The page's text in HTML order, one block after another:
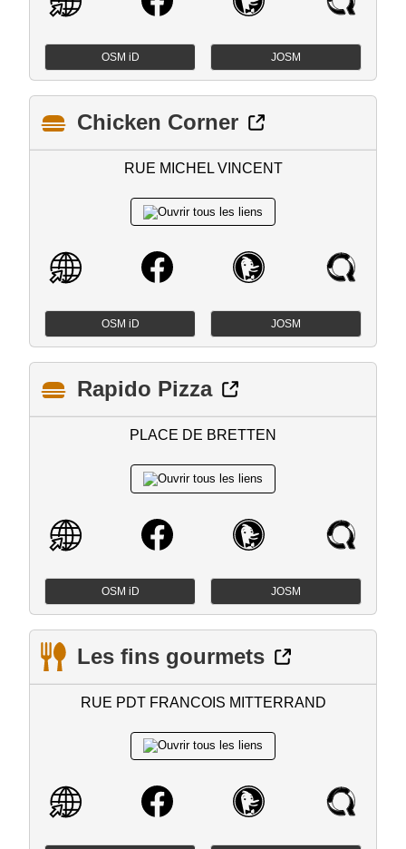
OSM iD JOSM
Chicken Corner
RUE MICHEL VINCENT
OSM iD JOSM
Rapido Pizza
PLACE DE BRETTEN
OSM iD JOSM
Les fins gourmets
RUE PDT FRANCOIS MITTERRAND